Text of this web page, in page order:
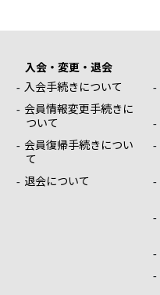
入会・変更・退会
入会手続きについて
会員情報変更手続きに
ついて
会員復帰手続きについ
て
退会について